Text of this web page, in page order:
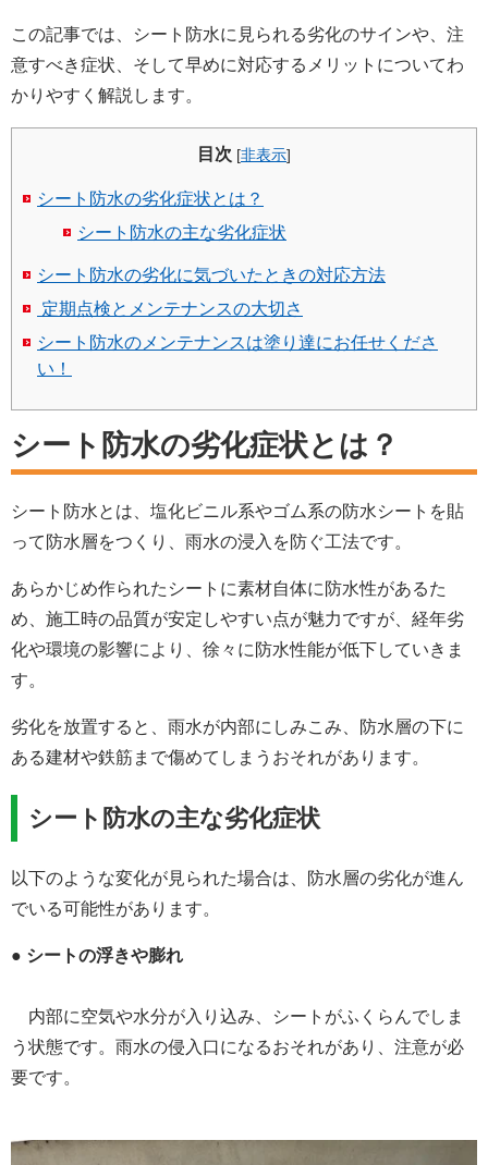
この記事では、シート防水に見られる劣化のサインや、注
意すべき症状、そして早めに対応するメリットについてわ
かりやすく解説します。
目次 [非表示]
シート防水の劣化症状とは？
シート防水の主な劣化症状
シート防水の劣化に気づいたときの対応方法
定期点検とメンテナンスの大切さ
シート防水のメンテナンスは塗り達にお任せくださ
い！
シート防水の劣化症状とは？
シート防水とは、塩化ビニル系やゴム系の防水シートを貼
って防水層をつくり、雨水の浸入を防ぐ工法です。
あらかじめ作られたシートに素材自体に防水性があるた
め、施工時の品質が安定しやすい点が魅力ですが、経年劣
化や環境の影響により、徐々に防水性能が低下していきま
す。
劣化を放置すると、雨水が内部にしみこみ、防水層の下に
ある建材や鉄筋まで傷めてしまうおそれがあります。
シート防水の主な劣化症状
以下のような変化が見られた場合は、防水層の劣化が進ん
でいる可能性があります。
● シートの浮きや膨れ
内部に空気や水分が入り込み、シートがふくらんでしま
う状態です。雨水の侵入口になるおそれがあり、注意が必
要です。